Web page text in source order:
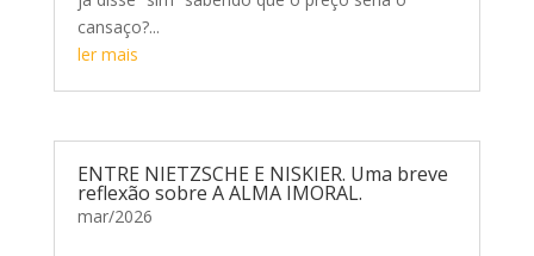
cansaço?...
ler mais
ENTRE NIETZSCHE E NISKIER. Uma breve
reflexão sobre A ALMA IMORAL.
mar/2026